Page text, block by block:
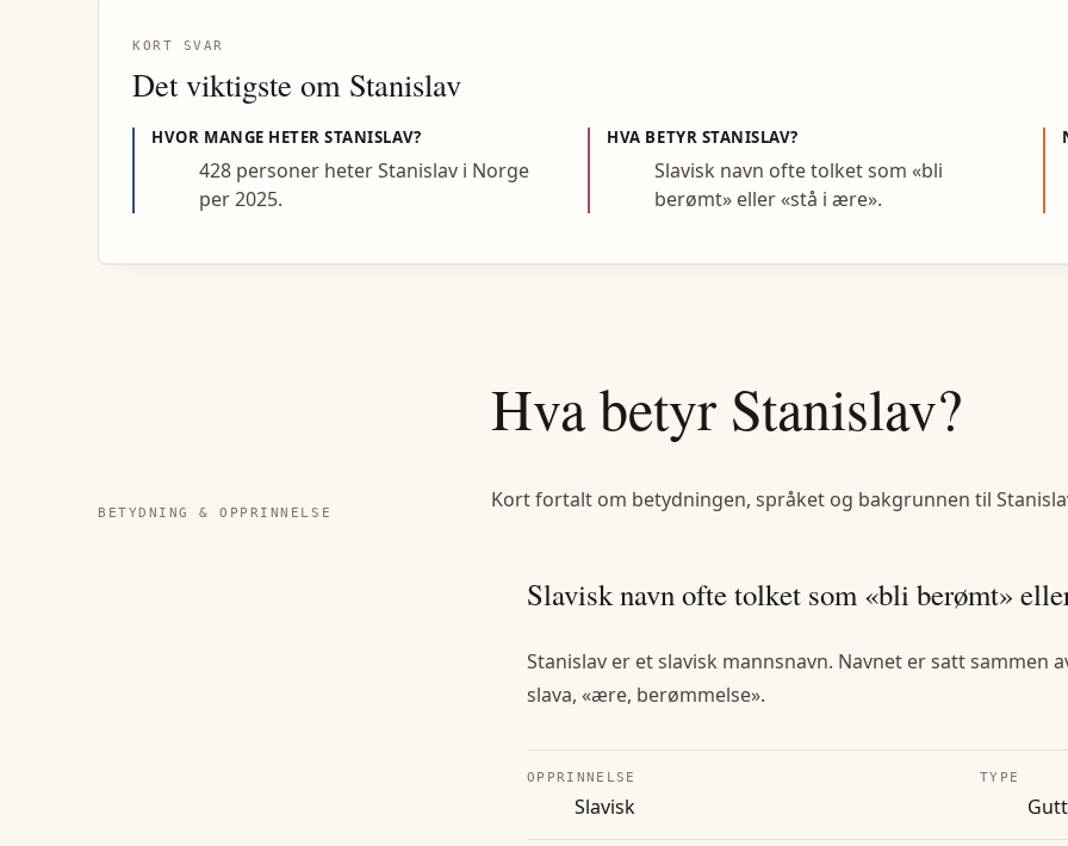
KORT SVAR
Det viktigste om Stanislav
HVOR MANGE HETERSTANISLAV?
428 personer heter Stanislav i Norge
per 2025.
HVA BETYR STANISLAV?
Slavisk navn ofte tolket som «bli
berømt» eller «stå i ære».
BETYDNING & OPPRINNELSE
Hva betyr Stanislav?
Kort fortalt om betydningen, språket og bakgrunnen til
Slavisk navn ofte tolket som «bli berømt»
Stanislav er et slavisk mannsnavn. Navnet er satt sammen
slava, «ære, berømmelse».
OPPRINNELSE
Slavisk
TYPE